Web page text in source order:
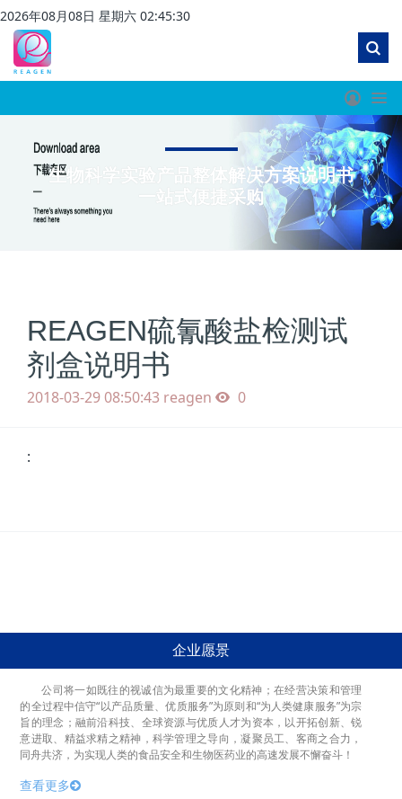
2026年08月08日 星期六 02:45:30
生物科学实验产品整体解决方案说明书
一站式便捷采购
REAGEN硫氰酸盐检测试
剂盒说明书
2018-03-29 08:50:43 reagen 0
:
企业愿景
公司将一如既往的视诚信为最重要的文化精神；在经营决策和管理
的全过程中信守“以产品质量、优质服务”为原则和“为人类健康服务”为宗
旨的理念；融前沿科技、全球资源与优质人才为资本，以开拓创新、锐
意进取、精益求精之精神，科学管理之导向，凝聚员工、客商之合力，
同舟共济，为实现人类的食品安全和生物医药业的高速发展不懈奋斗！
查看更多